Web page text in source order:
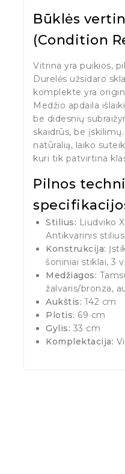
Būklės
(Condition
Vitrina yra puikios,
Durelės užsidaro
komplekte yra
Medžio apdaila
be didesnių
skaidrūs, be
natūralią, laiko
kuri tik patvirtina
Pilnos
Stilius: Liudviko
Antikvarinis stilius
Konstrukcija:
šoniniai stiklai, 3
Medžiagos:
žalvaris/bronza,
Aukštis: 142 cm
Plotis: 69 cm
Gylis: 33 cm
Komplektacija: